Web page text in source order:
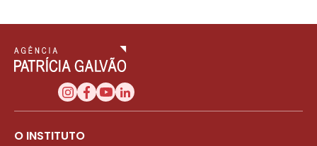
O INSTITUTO